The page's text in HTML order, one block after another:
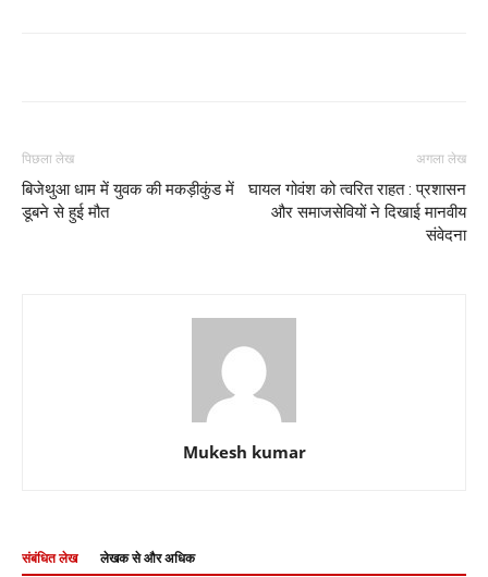
पिछला लेख
बिजेथुआ धाम में युवक की मकड़ीकुंड में
डूबने से हुई मौत
अगला लेख
घायल गोवंश को त्वरित राहत : प्रशासन
और समाजसेवियों ने दिखाई मानवीय
संवेदना
Mukesh kumar
संबंधित लेख लेखक से और अधिक